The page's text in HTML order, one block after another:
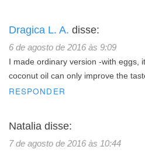
Dragica L. A. disse:
6 de agosto de 2016 às 9:09
I made ordinary version -with eggs,
coconut oil can only improve the
RESPONDER
Natalia disse:
7 de agosto de 2016 às 10:44